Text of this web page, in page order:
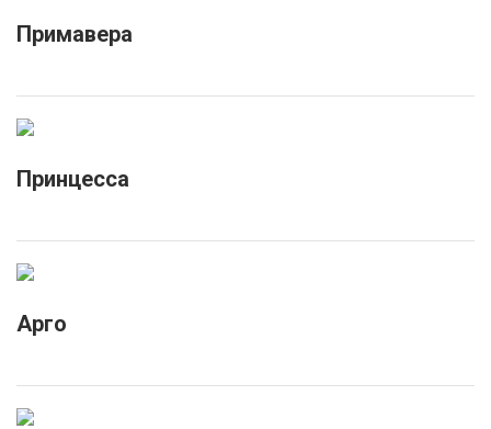
Примавера
Принцесса
Арго